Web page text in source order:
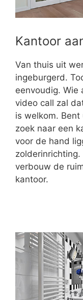
Kantoor
Van thuis uit
ingeburgerd.
eenvoudig. Wie
video call zal
is welkom.
zoek naar een
voor de hand
verbouw de
kantoor.